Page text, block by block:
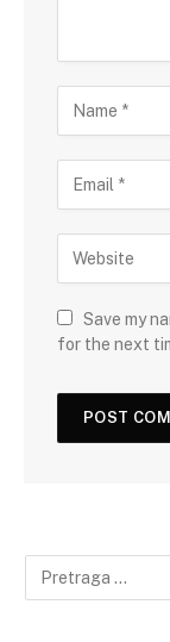
Save my
for the next